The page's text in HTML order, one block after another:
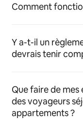
Comment
Y a-t-il un
devrais tenir
Que faire de
des voyageurs
appartements ?